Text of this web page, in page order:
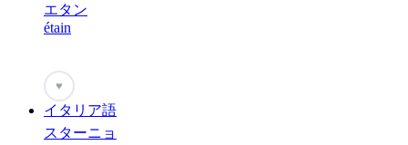
エタン
étain
♥
イタリア語
スターニョ